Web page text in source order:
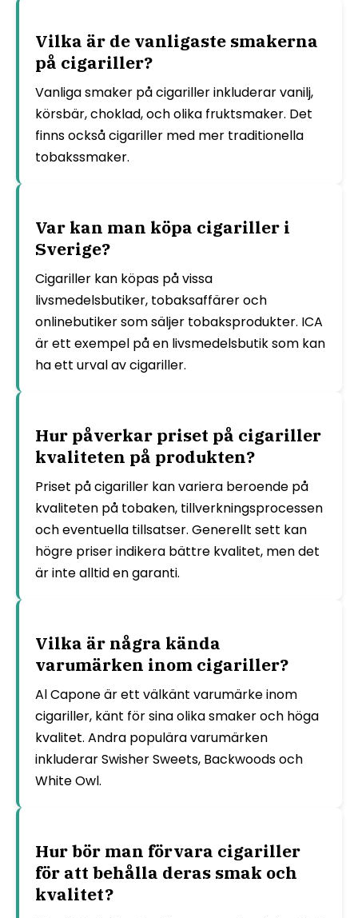
Vilka är de vanligaste smakerna
på cigariller?
Vanliga smaker på cigariller inkluderar vanilj,
körsbär, choklad, och olika fruktsmaker. Det
finns också cigariller med mer traditionella
tobakssmaker.
Var kan man köpa cigariller i
Sverige?
Cigariller kan köpas på vissa
livsmedelsbutiker, tobaksaffärer och
onlinebutiker som säljer tobaksprodukter. ICA
är ett exempel på en livsmedelsbutik som kan
ha ett urval av cigariller.
Hur påverkar priset på cigariller
kvaliteten på produkten?
Priset på cigariller kan variera beroende på
kvaliteten på tobaken, tillverkningsprocessen
och eventuella tillsatser. Generellt sett kan
högre priser indikera bättre kvalitet, men det
är inte alltid en garanti.
Vilka är några kända
varumärken inom cigariller?
Al Capone är ett välkänt varumärke inom
cigariller, känt för sina olika smaker och höga
kvalitet. Andra populära varumärken
inkluderar Swisher Sweets, Backwoods och
White Owl.
Hur bör man förvara cigariller
för att behålla deras smak och
kvalitet?